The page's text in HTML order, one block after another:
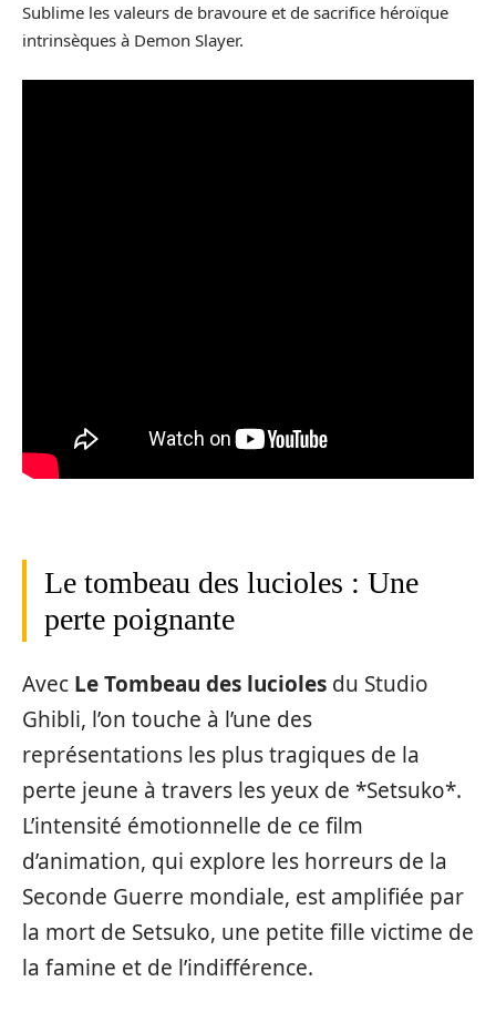
Sublime les valeurs de bravoure et de sacrifice héroïque
intrinsèques à Demon Slayer.
Le tombeau des lucioles : Une
perte poignante
Avec Le Tombeau des lucioles du Studio
Ghibli, l’on touche à l’une des
représentations les plus tragiques de la
perte jeune à travers les yeux de *Setsuko*.
L’intensité émotionnelle de ce film
d’animation, qui explore les horreurs de la
Seconde Guerre mondiale, est amplifiée par
la mort de Setsuko, une petite fille victime de
la famine et de l’indifférence.